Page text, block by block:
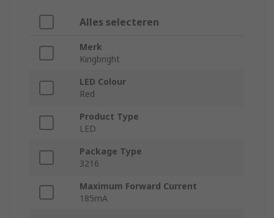
Alles selecteren
Merk
Kingbright
LED Colour
Red
Product Type
LED
Package Type
3216
Maximum Forward Current
185mA